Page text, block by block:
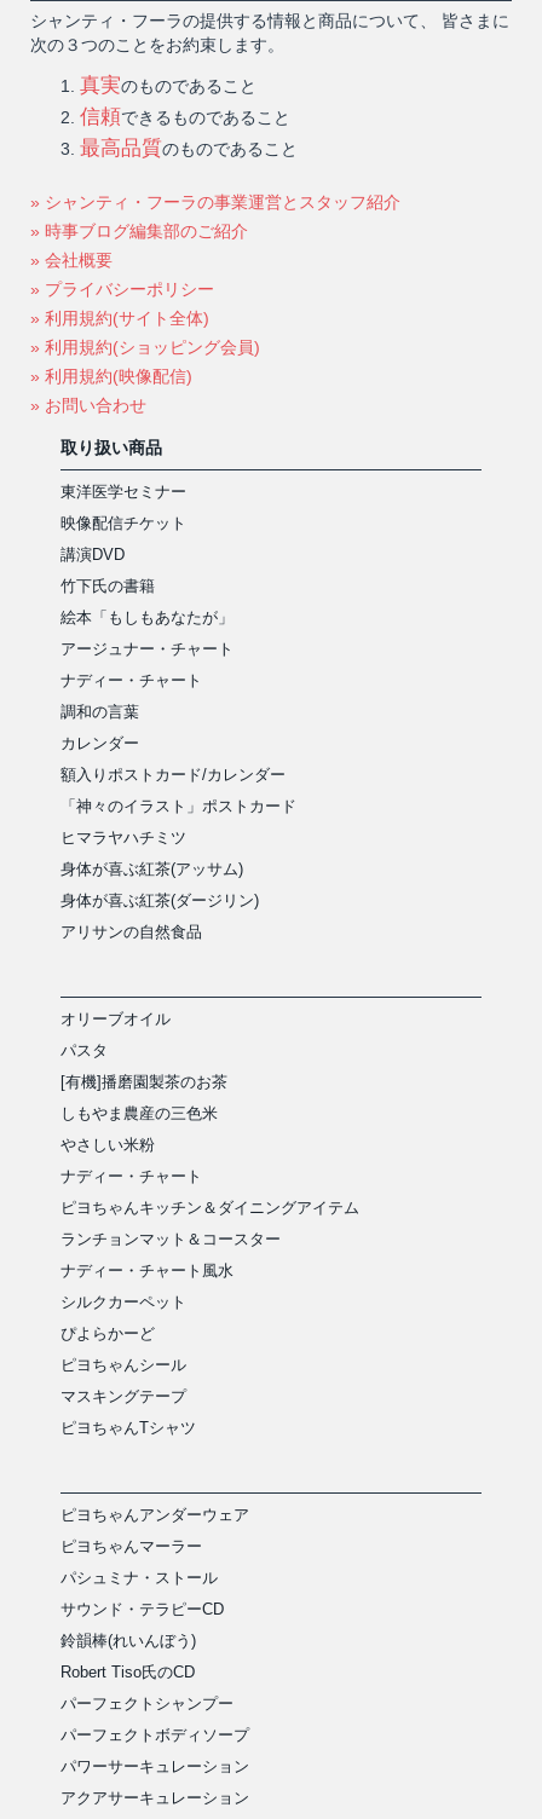
シャンティ・フーラの提供する情報と商品について、 皆さまに
次の３つのことをお約束します。
真実のものであること
信頼できるものであること
最高品質のものであること
» シャンティ・フーラの事業運営とスタッフ紹介
» 時事ブログ編集部のご紹介
» 会社概要
» プライバシーポリシー
» 利用規約(サイト全体)
» 利用規約(ショッピング会員)
» 利用規約(映像配信)
» お問い合わせ
取り扱い商品
東洋医学セミナー
映像配信チケット
講演DVD
竹下氏の書籍
絵本「もしもあなたが」
アージュナー・チャート
ナディー・チャート
調和の言葉
カレンダー
額入りポストカード/カレンダー
「神々のイラスト」ポストカード
ヒマラヤハチミツ
身体が喜ぶ紅茶(アッサム)
身体が喜ぶ紅茶(ダージリン)
アリサンの自然食品
オリーブオイル
パスタ
[有機]播磨園製茶のお茶
しもやま農産の三色米
やさしい米粉
ナディー・チャート
ピヨちゃんキッチン＆ダイニングアイテム
ランチョンマット＆コースター
ナディー・チャート風水
シルクカーペット
ぴよらかーど
ピヨちゃんシール
マスキングテープ
ピヨちゃんTシャツ
ピヨちゃんアンダーウェア
ピヨちゃんマーラー
パシュミナ・ストール
サウンド・テラピーCD
鈴韻棒(れいんぼう)
Robert Tiso氏のCD
パーフェクトシャンプー
パーフェクトボディソープ
パワーサーキュレーション
アクアサーキュレーション